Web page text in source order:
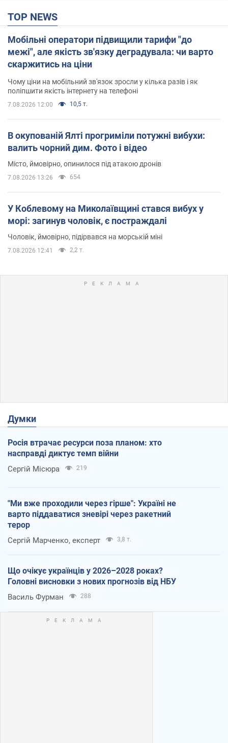
TOP NEWS
Мобільні оператори підвищили тарифи "до
межі", але якість зв'язку деградувала: чи варто
скаржитись на ціни
Чому ціни на мобільний зв'язок зросли у кілька разів і як
поліпшити якість інтернету на телефоні
7.08.2026 12:00 10,5 т.
В окупованій Ялті прогриміли потужні вибухи:
валить чорний дим. Фото і відео
Місто, ймовірно, опинилося під атакою дронів
7.08.2026 13:26 654
У Коблевому на Миколаївщині стався вибух у
морі: загинув чоловік, є постраждалі
Чоловік, ймовірно, підірвався на морській міні
7.08.2026 12:41 2,2 т.
Думки
Росія втрачає ресурси поза планом: хто
насправді диктує темп війни
Сергій Місюра 219
"Ми вже проходили через гірше": Україні не
варто піддаватися зневірі через ракетний
терор
Сергій Марченко, експерт 3,8 т.
Що очікує українців у 2026–2028 роках?
Головні висновки з нових прогнозів від НБУ
Василь Фурман 288